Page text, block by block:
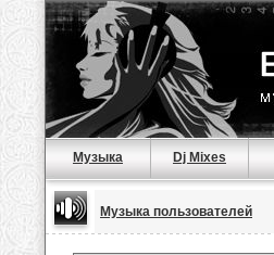
Музыка Dj Mixes
Музыка пользователей